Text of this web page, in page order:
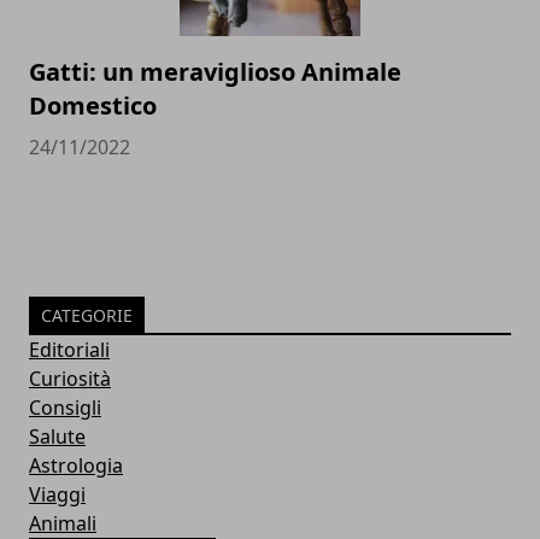
Gatti: un meraviglioso Animale
Domestico
24/11/2022
CATEGORIE
Editoriali
Curiosità
Consigli
Salute
Astrologia
Viaggi
Animali